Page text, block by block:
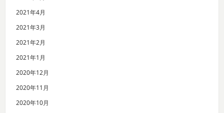
2021年4月
2021年3月
2021年2月
2021年1月
2020年12月
2020年11月
2020年10月